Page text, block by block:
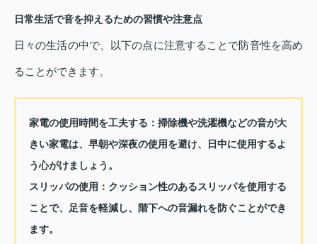
日常生活で音を抑えるための習慣や注意点
日々の生活の中で、以下の点に注意することで防音性を高め
ることができます。
家電の使用時間を工夫する： 掃除機や洗濯機などの音が大
きい家電は、早朝や深夜の使用を避け、日中に使用するよ
う心がけましょう。
スリッパの使用： クッション性のあるスリッパを使用する
ことで、足音を軽減し、階下への音漏れを防ぐことができ
ます。